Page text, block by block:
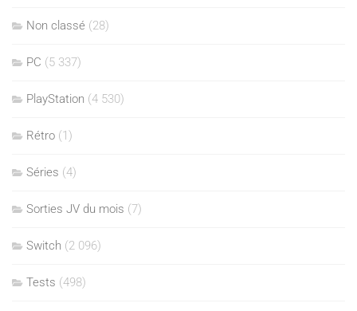
Non classé (28)
PC (5 337)
PlayStation (4 530)
Rétro (1)
Séries (4)
Sorties JV du mois (7)
Switch (2 096)
Tests (498)